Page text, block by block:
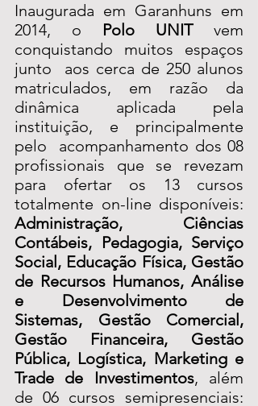
Inaugurada em Garanhuns em
2014, o Polo UNIT vem
conquistando muitos espaços
junto  aos cerca de 250 alunos
matriculados, em razão da
dinâmica aplicada pela
instituição, e principalmente
pelo  acompanhamento dos 08
profissionais que se revezam
para ofertar os 13 cursos
Administração, Ciências
Contábeis, Pedagogia, Serviço
Social, Educação Física, Gestão
de Recursos Humanos, Análise
e Desenvolvimento de
Sistemas, Gestão Comercial,
Gestão Financeira, Gestão
Pública, Logística, Marketing e
Trade de Investimentos, além